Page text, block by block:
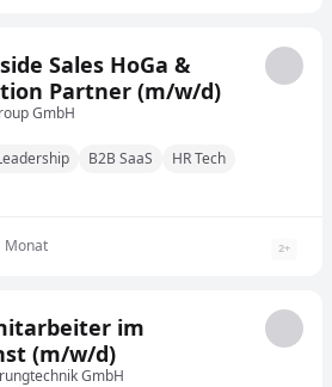
Sales HoGa &
Partner (m/w/d)
GmbH
B2B SaaS
HR Tech
Monat 2+
im
(m/w/d)
GmbH